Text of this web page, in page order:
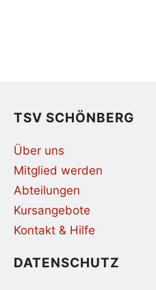
TSV SCHÖNBERG
Über uns
Mitglied werden
Abteilungen
Kursangebote
Kontakt & Hilfe
DATENSCHUTZ